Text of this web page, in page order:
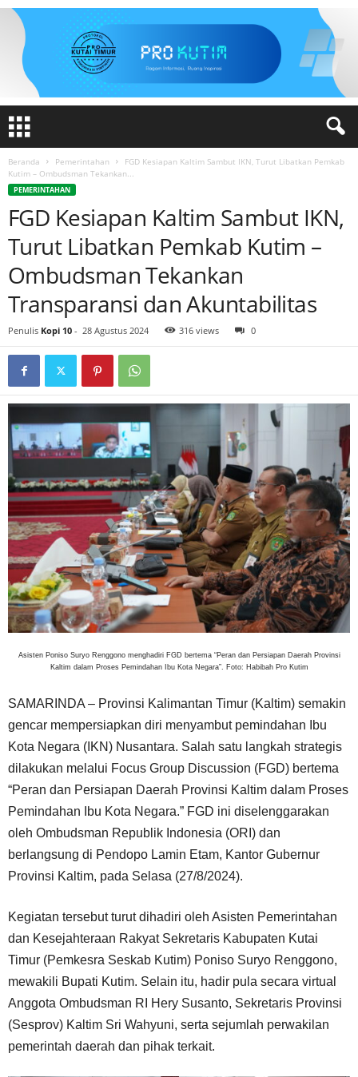
Beranda Pemerintahan
FGD Kesiapan Kaltim Sambut IKN, Turut Libatkan Pemkab
Kutim – Ombudsman Tekankan...
PEMERINTAHAN
FGD Kesiapan Kaltim Sambut IKN,
Turut Libatkan Pemkab Kutim –
Ombudsman Tekankan
Transparansi dan Akuntabilitas
Penulis Kopi 10 - 28 Agustus 2024 316 views 0
Asisten Poniso Suryo Renggono menghadiri FGD bertema “Peran dan Persiapan Daerah Provinsi
Kaltim dalam Proses Pemindahan Ibu Kota Negara”. Foto: Habibah Pro Kutim
SAMARINDA – Provinsi Kalimantan Timur (Kaltim) semakin
gencar mempersiapkan diri menyambut pemindahan Ibu
Kota Negara (IKN) Nusantara. Salah satu langkah strategis
dilakukan melalui Focus Group Discussion (FGD) bertema
“Peran dan Persiapan Daerah Provinsi Kaltim dalam Proses
Pemindahan Ibu Kota Negara.” FGD ini diselenggarakan
oleh Ombudsman Republik Indonesia (ORI) dan
berlangsung di Pendopo Lamin Etam, Kantor Gubernur
Provinsi Kaltim, pada Selasa (27/8/2024).
Kegiatan tersebut turut dihadiri oleh Asisten Pemerintahan
dan Kesejahteraan Rakyat Sekretaris Kabupaten Kutai
Timur (Pemkesra Seskab Kutim) Poniso Suryo Renggono,
mewakili Bupati Kutim. Selain itu, hadir pula secara virtual
Anggota Ombudsman RI Hery Susanto, Sekretaris Provinsi
(Sesprov) Kaltim Sri Wahyuni, serta sejumlah perwakilan
pemerintah daerah dan pihak terkait.